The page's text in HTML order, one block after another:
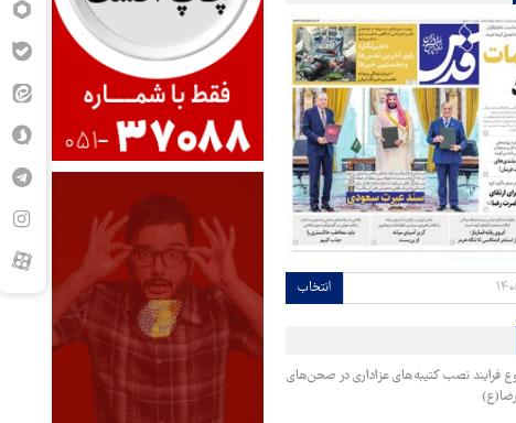
انتخاب
فرایند نصب کتیبه‌های عزاداری در صحن‌های